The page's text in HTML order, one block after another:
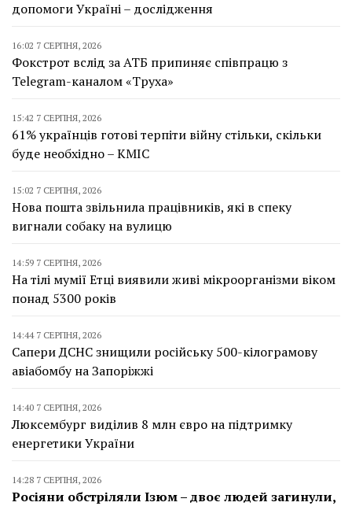
допомоги Україні – дослідження
16:02 7 СЕРПНЯ, 2026
Фокстрот вслід за АТБ припиняє співпрацю з
Telegram-каналом «Труха»
15:42 7 СЕРПНЯ, 2026
61% українців готові терпіти війну стільки, скільки
буде необхідно – КМІС
15:02 7 СЕРПНЯ, 2026
Нова пошта звільнила працівників, які в спеку
вигнали собаку на вулицю
14:59 7 СЕРПНЯ, 2026
На тілі мумії Етці виявили живі мікроорганізми віком
понад 5300 років
14:44 7 СЕРПНЯ, 2026
Сапери ДСНС знищили російську 500-кілограмову
авіабомбу на Запоріжжі
14:40 7 СЕРПНЯ, 2026
Люксембург виділив 8 млн євро на підтримку
енергетики України
14:28 7 СЕРПНЯ, 2026
Росіяни обстріляли Ізюм – двоє людей загинули,